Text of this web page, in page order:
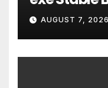
AUGUST 7, 2026